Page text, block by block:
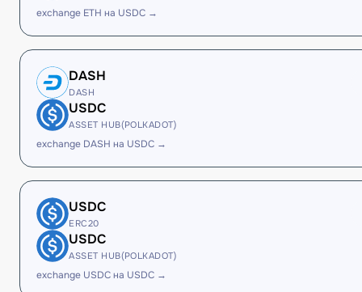
exchange ETH на USDC →
DASH
DASH
USDC
ASSET HUB(POLKADOT)
exchange DASH на USDC →
USDC
ERC20
USDC
ASSET HUB(POLKADOT)
exchange USDC на USDC →